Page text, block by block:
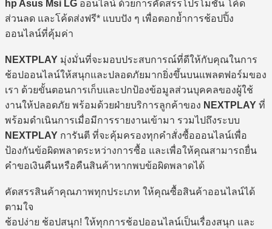
hp Asus Msi LG ออนไลน์ ด้วยการคัดสรรโปรโมชั่น โค้ด
ส่วนลด และโค้ดส่งฟรี* แบบปัง ๆ เพื่อตอกย้ำการช้อปปิ้ง
ออนไลน์ที่คุ้มค่า
NEXTPLAY มุ่งมั่นที่จะมอบประสบการณ์ที่ดีให้กับคุณในการ
ช้อปออนไลน์ให้สนุกและปลอดภัยมากยิ่งขึ้นบนแพลตฟอร์มของ
เรา ด้วยขั้นตอนการเก็บและปกป้องข้อมูลส่วนบุคคลของผู้ใช้
งานให้ปลอดภัย พร้อมด้วยฝ่ายบริการลูกค้าของ NEXTPLAY ที่
พร้อมดำเนินการเมื่อมีการรายงานเข้ามา รวมไปถึงระบบ
NEXTPLAY การันตี ที่จะคุ้มครองทุกคำสั่งซื้อออนไลน์เพื่อ
ป้องกันข้อผิดพลาดระหว่างการซื้อ และเพื่อให้คุณสามารถยื่น
คำขอเงินคืนหรือคืนสินค้าหากพบข้อผิดพลาดได้
คัดสรรสินค้าคุณภาพทุกประเภท ให้คุณซื้อสินค้าออนไลน์ได้
ตามใจ
ช้อปง่าย ช้อปสนุก! ให้ทุกการช้อปออนไลน์เป็นเรื่องสนุก และ